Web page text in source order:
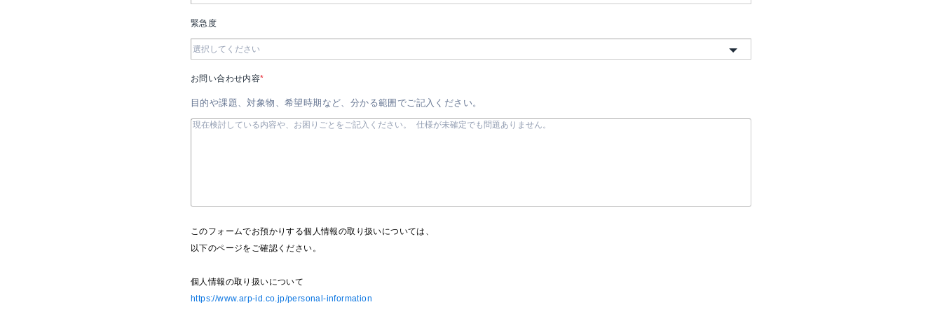
緊急度
お問い合わせ内容*
目的や課題、対象物、希望時期など、分かる範囲でご記入ください。
このフォームでお預かりする個人情報の取り扱いについては、
以下のページをご確認ください。
個人情報の取り扱いについて
https://www.arp-id.co.jp/personal-information